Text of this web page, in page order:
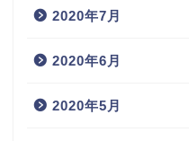
2020年7月
2020年6月
2020年5月